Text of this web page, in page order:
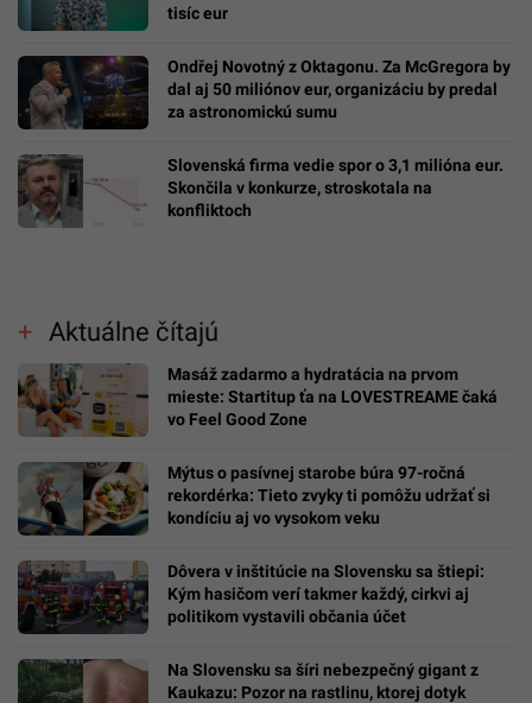
tisíc eur
Ondřej Novotný z Oktagonu. Za McGregora by
dal aj 50 miliónov eur, organizáciu by predal
za astronomickú sumu
Slovenská firma vedie spor o 3,1 milióna eur.
Skončila v konkurze, stroskotala na
konfliktoch
Aktuálne čítajú
Masáž zadarmo a hydratácia na prvom
mieste: Startitup ťa na LOVESTREAME čaká
vo Feel Good Zone
Mýtus o pasívnej starobe búra 97-ročná
rekordérka: Tieto zvyky ti pomôžu udržať si
kondíciu aj vo vysokom veku
Dôvera v inštitúcie na Slovensku sa štiepi:
Kým hasičom verí takmer každý, cirkvi aj
politikom vystavili občania účet
Na Slovensku sa šíri nebezpečný gigant z
Kaukazu: Pozor na rastlinu, ktorej dotyk